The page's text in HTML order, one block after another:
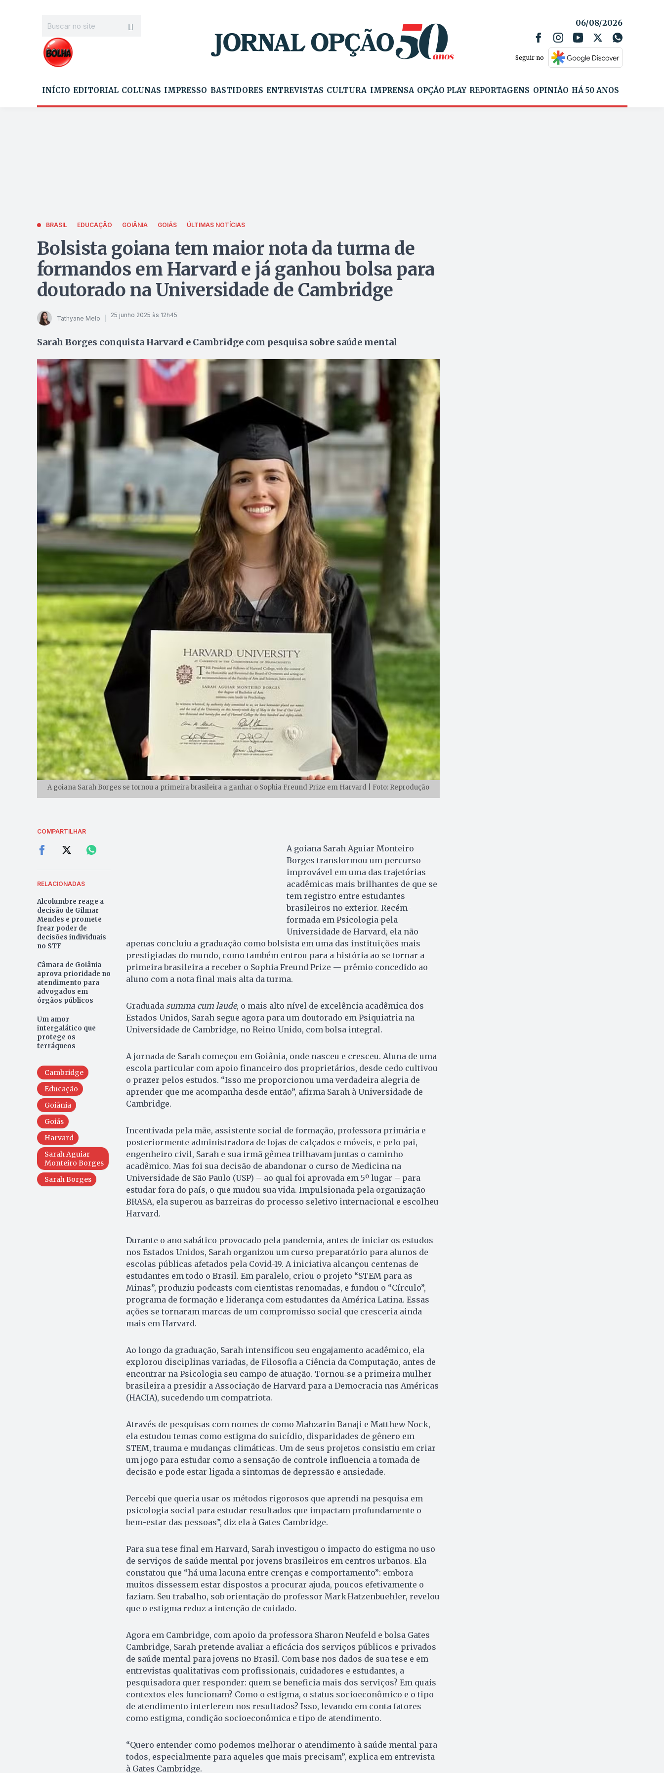
06/08/2026
Seguir no
INÍCIO EDITORIAL COLUNAS IMPRESSO BASTIDORES ENTREVISTAS CULTURA IMPRENSA OPÇÃO PLAY REPORTAGENS OPINIÃO HÁ 50 ANOS
BRASIL EDUCAÇÃO GOIÂNIA GOIÁS ÚLTIMAS NOTÍCIAS
Bolsista goiana tem maior nota da turma de
formandos em Harvard e já ganhou bolsa para
doutorado na Universidade de Cambridge
Tathyane Melo 25 junho 2025 às 12h45
Sarah Borges conquista Harvard e Cambridge com pesquisa sobre saúde mental
A goiana Sarah Borges se tornou a primeira brasileira a ganhar o Sophia Freund Prize em Harvard | Foto: Reprodução
COMPARTILHAR
RELACIONADAS
Alcolumbre reage a
decisão de Gilmar
Mendes e promete
frear poder de
decisões individuais
no STF
Câmara de Goiânia
aprova prioridade no
atendimento para
advogados em
órgãos públicos
Um amor
intergalático que
protege os
terráqueos
Cambridge
Educação
Goiânia
Goiás
Harvard
Sarah Aguiar
Monteiro Borges
Sarah Borges
A goiana Sarah Aguiar Monteiro
Borges transformou um percurso
improvável em uma das trajetórias
acadêmicas mais brilhantes de que se
tem registro entre estudantes
brasileiros no exterior. Recém-
formada em Psicologia pela
Universidade de Harvard, ela não
apenas concluiu a graduação como bolsista em uma das instituições mais
prestigiadas do mundo, como também entrou para a história ao se tornar a
primeira brasileira a receber o Sophia Freund Prize — prêmio concedido ao
aluno com a nota final mais alta da turma.
Graduadasumma cum laude, o mais alto nível de excelência acadêmica dos
Estados Unidos, Sarah segue agora para um doutorado em Psiquiatria na
Universidade de Cambridge, no Reino Unido, com bolsa integral.
A jornada de Sarah começou em Goiânia, onde nasceu e cresceu. Aluna de uma
escola particular com apoio financeiro dos proprietários, desde cedo cultivou
o prazer pelos estudos. “Isso me proporcionou uma verdadeira alegria de
aprender que me acompanha desde então”, afirma Sarah à Universidade de
Cambridge.
Incentivada pela mãe, assistente social de formação, professora primária e
posteriormente administradora de lojas de calçados e móveis, e pelo pai,
engenheiro civil, Sarah e sua irmã gêmea trilhavam juntas o caminho
acadêmico. Mas foi sua decisão de abandonar o curso de Medicina na
Universidade de São Paulo (USP) – ao qual foi aprovada em 5º lugar – para
estudar fora do país, o que mudou sua vida. Impulsionada pela organização
BRASA, ela superou as barreiras do processo seletivo internacional e escolheu
Harvard.
Durante o ano sabático provocado pela pandemia, antes de iniciar os estudos
nos Estados Unidos, Sarah organizou um curso preparatório para alunos de
escolas públicas afetados pela Covid-19. A iniciativa alcançou centenas de
estudantes em todo o Brasil. Em paralelo, criou o projeto “STEM para as
Minas”, produziu podcasts com cientistas renomadas, e fundou o “Círculo”,
programa de formação e liderança com estudantes da América Latina. Essas
ações se tornaram marcas de um compromisso social que cresceria ainda
mais em Harvard.
Ao longo da graduação, Sarah intensificou seu engajamento acadêmico, ela
explorou disciplinas variadas, de Filosofia a Ciência da Computação, antes de
encontrar na Psicologia seu campo de atuação. Tornou‑se a primeira mulher
brasileira a presidir a Associação de Harvard para a Democracia nas Américas
(HACIA), sucedendo um compatriota.
Através de pesquisas com nomes de como Mahzarin Banaji e Matthew Nock,
ela estudou temas como estigma do suicídio, disparidades de gênero em
STEM, trauma e mudanças climáticas. Um de seus projetos consistiu em criar
um jogo para estudar como a sensação de controle influencia a tomada de
decisão e pode estar ligada a sintomas de depressão e ansiedade.
Percebi que queria usar os métodos rigorosos que aprendi na pesquisa em
psicologia social para estudar resultados que impactam profundamente o
bem-estar das pessoas”, diz ela à Gates Cambridge.
Para sua tese final em Harvard, Sarah investigou o impacto do estigma no uso
de serviços de saúde mental por jovens brasileiros em centros urbanos. Ela
constatou que “há uma lacuna entre crenças e comportamento”: embora
muitos dissessem estar dispostos a procurar ajuda, poucos efetivamente o
faziam. Seu trabalho, sob orientação do professor Mark Hatzenbuehler, revelou
que o estigma reduz a intenção de cuidado.
Agora em Cambridge, com apoio da professora Sharon Neufeld e bolsa Gates
Cambridge, Sarah pretende avaliar a eficácia dos serviços públicos e privados
de saúde mental para jovens no Brasil. Com base nos dados de sua tese e em
entrevistas qualitativas com profissionais, cuidadores e estudantes, a
pesquisadora quer responder: quem se beneficia mais dos serviços? Em quais
contextos eles funcionam? Como o estigma, o status socioeconômico e o tipo
de atendimento interferem nos resultados? Isso, levando em conta fatores
como estigma, condição socioeconômica e tipo de atendimento.
“Quero entender como podemos melhorar o atendimento à saúde mental para
todos, especialmente para aqueles que mais precisam”, explica em entrevista
à Gates Cambridge.